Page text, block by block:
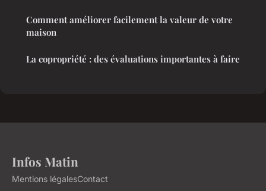
Comment améliorer facilement la valeur de votre
maison
La copropriété : des évaluations importantes à faire
Infos Matin
Mentions légalesContact